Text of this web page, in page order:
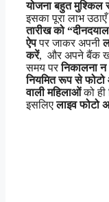
योजना बहुत मुश्किल
इसका पूरा लाभ
तारीख को
ऐपपर जाकर अपनी
करें, और अपने बैंक
समय परनिकालना
नियमित रूप से
वाली महिलाओंको ही
इसलिएलाइव फोटो